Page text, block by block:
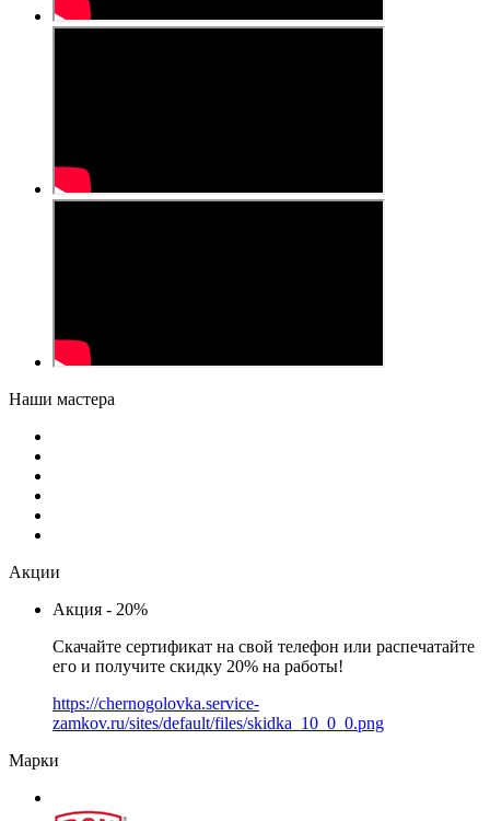
Наши мастера
Акции
Акция - 20%
Скачайте сертификат на свой телефон или распечатайте
его и получите скидку 20% на работы!
https://chernogolovka.service-
zamkov.ru/sites/default/files/skidka_10_0_0.png
Марки